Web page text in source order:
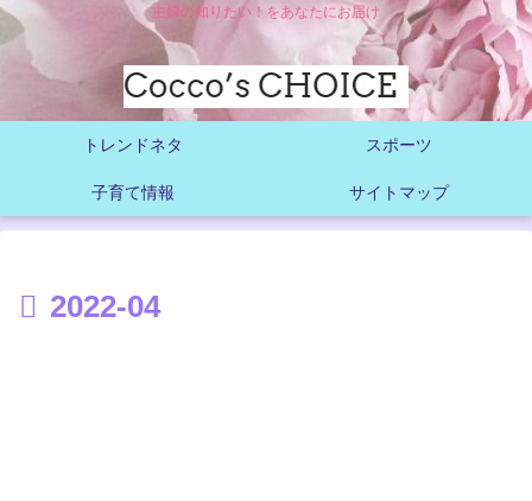
主婦の知りたい！をあなたにお届け
トレンドネタ スポーツ
子育て情報 サイトマップ
2022-04